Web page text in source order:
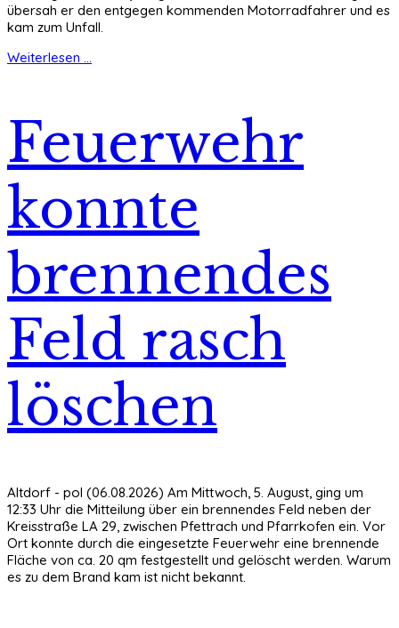
übersah er den entgegen kommenden Motorradfahrer und es
kam zum Unfall.
Weiterlesen ...
Feuerwehr
konnte
brennendes
Feld rasch
löschen
Altdorf - pol (06.08.2026) Am Mittwoch, 5. August, ging um
12:33 Uhr die Mitteilung über ein brennendes Feld neben der
Kreisstraße LA 29, zwischen Pfettrach und Pfarrkofen ein. Vor
Ort konnte durch die eingesetzte Feuerwehr eine brennende
Fläche von ca. 20 qm festgestellt und gelöscht werden. Warum
es zu dem Brand kam ist nicht bekannt.